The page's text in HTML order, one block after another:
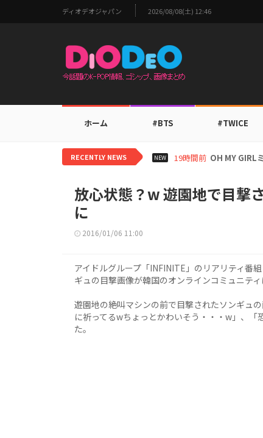
ディオデオジャパン 2026/08/08(土) 12:46
ホーム #BTS #TWICE
RECENTLY NEWS NEW 21時間前 BTS V、ワー
放心状態？w 遊園地で目撃
に
2016/01/06 11:00
アイドルグループ「INFINITE」のリアリティ番
ギュの目撃画像が韓国のオンラインコミュニテ
遊園地の絶叫マシンの前で目撃されたソンギュ
に祈ってるwちょっとかわいそう・・・w」、
た。